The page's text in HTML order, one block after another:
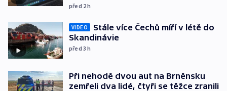
před 2h
VIDEO
Stále více Čechů míří v létě do
Skandinávie
před 3h
Při nehodě dvou aut na Brněnsku
zemřeli dva lidé, čtyři se těžce zranili